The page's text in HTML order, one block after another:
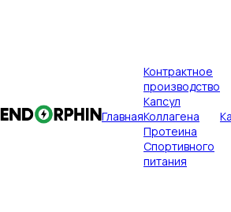
Главная
Контрактное
производство
Капсул
Коллагена
Протеина
Спортивного
питания
Публикации
Разные